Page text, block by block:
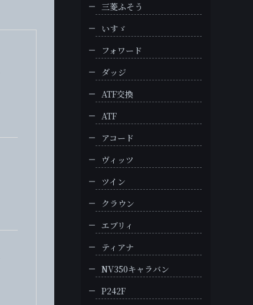
三菱ふそう
いすゞ
フォワード
ダッジ
ATF交換
ATF
アコード
ヴィッツ
ツイン
クラウン
エブリィ
ティアナ
NV350キャラバン
P242F